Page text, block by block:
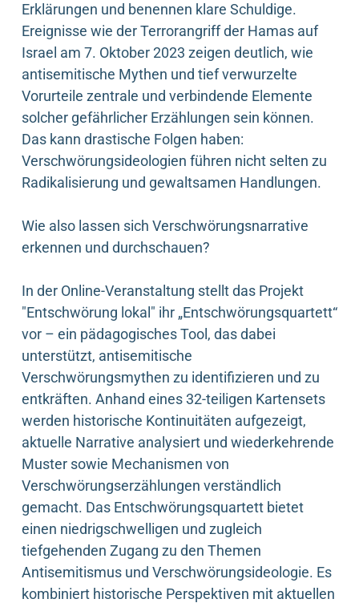
Erklärungen und benennen klare Schuldige.
Ereignisse wie der Terrorangriff der Hamas auf
Israel am 7. Oktober 2023 zeigen deutlich, wie
antisemitische Mythen und tief verwurzelte
Vorurteile zentrale und verbindende Elemente
solcher gefährlicher Erzählungen sein können.
Das kann drastische Folgen haben:
Verschwörungsideologien führen nicht selten zu
Radikalisierung und gewaltsamen Handlungen.
Wie also lassen sich Verschwörungsnarrative
erkennen und durchschauen?
In der Online-Veranstaltung stellt das Projekt
"Entschwörung lokal" ihr „Entschwörungsquartett“
vor – ein pädagogisches Tool, das dabei
unterstützt, antisemitische
Verschwörungsmythen zu identifizieren und zu
entkräften. Anhand eines 32-teiligen Kartensets
werden historische Kontinuitäten aufgezeigt,
aktuelle Narrative analysiert und wiederkehrende
Muster sowie Mechanismen von
Verschwörungserzählungen verständlich
gemacht. Das Entschwörungsquartett bietet
einen niedrigschwelligen und zugleich
tiefgehenden Zugang zu den Themen
Antisemitismus und Verschwörungsideologie. Es
kombiniert historische Perspektiven mit aktuellen